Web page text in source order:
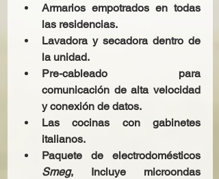
Armarios empotrados en todas
las residencias.
Lavadora y secadora dentro de
la unidad.
Pre-cableado para
comunicación de alta velocidad
y conexión de datos.
Las cocinas con gabinetes
italianos.
Smeg, Incluye microondas